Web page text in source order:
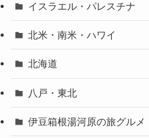
イスラエル・パレスチナ
北米・南米・ハワイ
北海道
八戸・東北
伊豆箱根湯河原の旅グルメ